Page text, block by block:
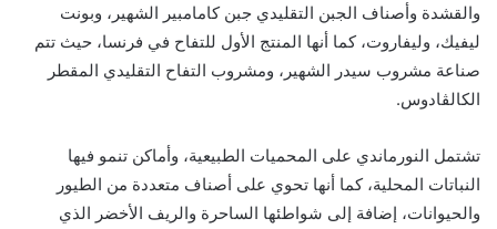
والقشدة وأصناف الجبن التقليدي جبن كامامبير الشهير، وبونت
ليفيك، وليفاروت، كما أنها المنتج الأول للتفاح في فرنسا، حيث تتم
صناعة مشروب سيدر الشهير، ومشروب التفاح التقليدي المقطر
الكالڤادوس.
تشتمل النورماندي على المحميات الطبيعية، وأماكن تنمو فيها
النباتات المحلية، كما أنها تحوي على أصناف متعددة من الطيور
والحيوانات، إضافة إلى شواطئها الساحرة والريف الأخضر الذي